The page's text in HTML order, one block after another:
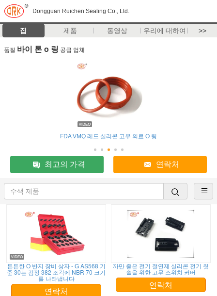
Dongguan Ruichen Sealing Co., Ltd.
집 제품 동영상 우리에 대하여 >>
품질 바이 톤 o 링 공급 업체
FDA VMQ 레드 실리콘 고무 의료 O 링
최고의 가격 연락처
튼튼한 O 반지 장비 상자 - G AS568 기
준 30는 검정 382 조각에 NBR 70 크기
를 나타냅니다
연락처
까만 좋은 전기 절연제 실리콘 전기 칫
솔을 위한 고무 스위치 커버
연락처